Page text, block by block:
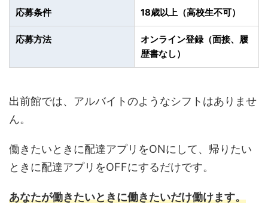
応募条件 18歳以上（高校生不可）
応募方法
オンライン登録（面接、履
歴書なし）
出前館では、アルバイトのようなシフトはありませ
ん。
働きたいときに配達アプリをONにして、帰りたい
ときに配達アプリをOFFにするだけです。
あなたが働きたいときに働きたいだけ働けます。